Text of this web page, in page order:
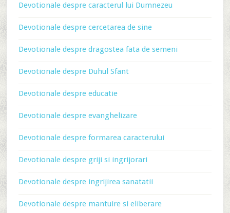
Devotionale despre caracterul lui Dumnezeu
Devotionale despre cercetarea de sine
Devotionale despre dragostea fata de semeni
Devotionale despre Duhul Sfant
Devotionale despre educatie
Devotionale despre evanghelizare
Devotionale despre formarea caracterului
Devotionale despre griji si ingrijorari
Devotionale despre ingrijirea sanatatii
Devotionale despre mantuire si eliberare